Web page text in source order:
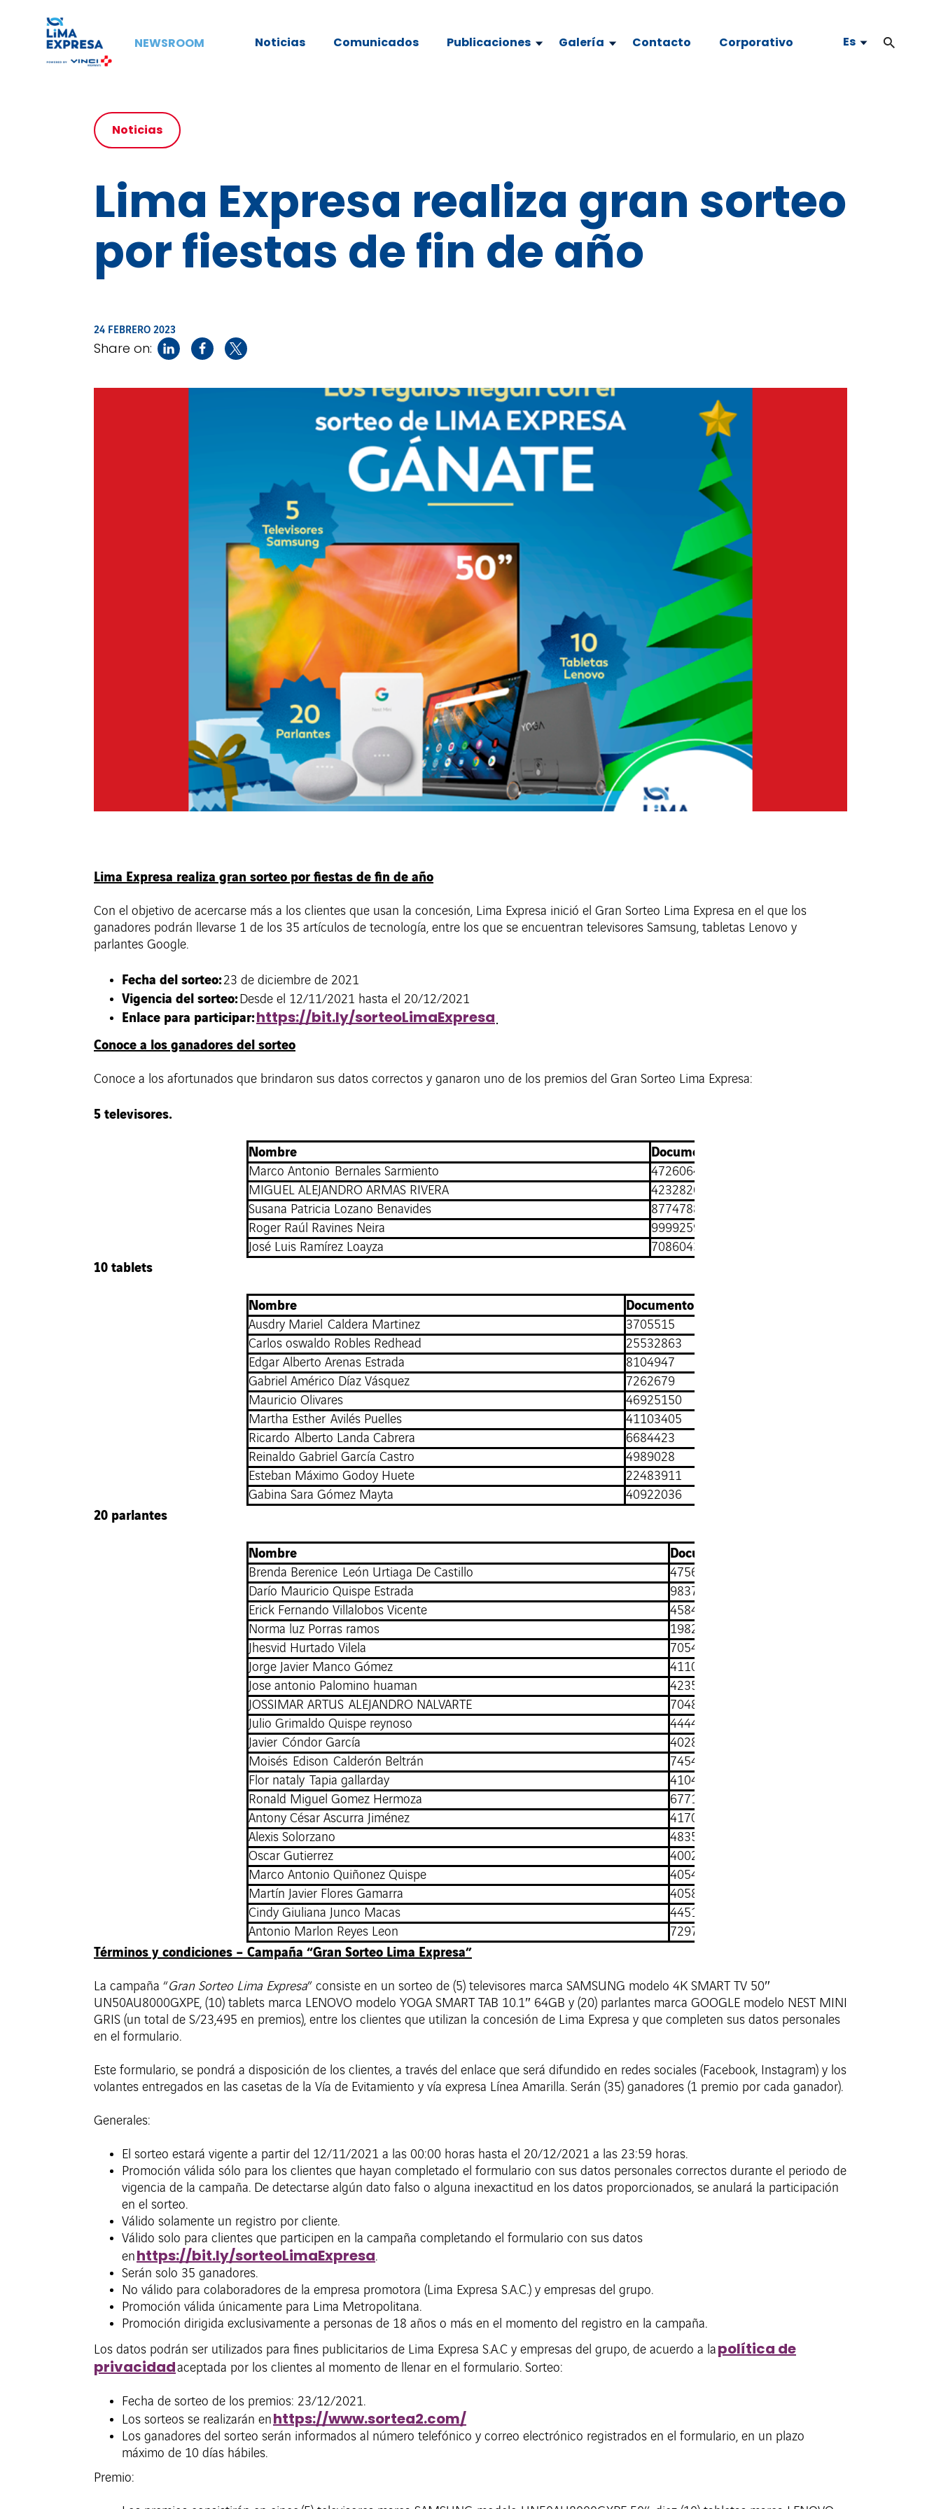
NEWSROOM Noticias Comunicados Publicaciones Galería Contacto Corporativo Es
Noticias
Lima Expresa realiza gran sorteo
por fiestas de fin de año
24 FEBRERO 2023
Share on:
Lima Expresa realiza gran sorteo por fiestas de fin de año
Con el objetivo de acercarse más a los clientes que usan la concesión, Lima Expresa inició el Gran Sorteo Lima Expresa en el que los
ganadores podrán llevarse 1 de los 35 artículos de tecnología, entre los que se encuentran televisores Samsung, tabletas Lenovo y
parlantes Google.
Fecha del sorteo:23 de diciembre de 2021
Vigencia del sorteo:Desde el 12/11/2021 hasta el 20/12/2021
Enlace para participar:https://bit.ly/sorteoLimaExpresa
Conoce a los ganadores del sorteo
Conoce a los afortunados que brindaron sus datos correctos y ganaron uno de los premios del Gran Sorteo Lima Expresa:
5 televisores.
Nombre
Documento de identidad
Marco Antonio Bernales Sarmiento
47260642
MIGUEL ALEJANDRO ARMAS RIVERA
42328266
Susana Patricia Lozano Benavides
8774788
Roger Raúl Ravines Neira
9999259
José Luis Ramírez Loayza
7086043
10 tablets
Nombre
Documento de identidad
Ausdry Mariel Caldera Martinez
3705515
Carlos oswaldo Robles Redhead
25532863
Edgar Alberto Arenas Estrada
8104947
Gabriel Américo Díaz Vásquez
7262679
Mauricio Olivares
46925150
Martha Esther Avilés Puelles
41103405
Ricardo Alberto Landa Cabrera
6684423
Reinaldo Gabriel García Castro
4989028
Esteban Máximo Godoy Huete
22483911
Gabina Sara Gómez Mayta
40922036
20 parlantes
Nombre
Documento de identidad
Brenda Berenice León Urtiaga De Castillo
47569376
Darío Mauricio Quispe Estrada
9837740
Erick Fernando Villalobos Vicente
45841954
Norma luz Porras ramos
19824605
Jhesvid Hurtado Vilela
70546286
Jorge Javier Manco Gómez
41109567
Jose antonio Palomino huaman
42357611
JOSSIMAR ARTUS ALEJANDRO NALVARTE
7048510
Julio Grimaldo Quispe reynoso
44442257
Javier Cóndor García
40282929
Moisés Edison Calderón Beltrán
7454425
Flor nataly Tapia gallarday
41045500
Ronald Miguel Gomez Hermoza
6771489
Antony César Ascurra Jiménez
41703037
Alexis Solorzano
4835995
Oscar Gutierrez
40023793
Marco Antonio Quiñonez Quispe
40549269
Martín Javier Flores Gamarra
40583972
Cindy Giuliana Junco Macas
44514725
Antonio Marlon Reyes Leon
72971911
Términos y condiciones – Campaña “Gran Sorteo Lima Expresa”
La campaña “Gran Sorteo Lima Expresa” consiste en un sorteo de (5) televisores marca SAMSUNG modelo 4K SMART TV 50″
UN50AU8000GXPE, (10) tablets marca LENOVO modelo YOGA SMART TAB 10.1″ 64GB y (20) parlantes marca GOOGLE modelo NEST MINI
GRIS (un total de S/23,495 en premios), entre los clientes que utilizan la concesión de Lima Expresa y que completen sus datos personales
en el formulario.
Este formulario, se pondrá a disposición de los clientes, a través del enlace que será difundido en redes sociales (Facebook, Instagram) y los
volantes entregados en las casetas de la Vía de Evitamiento y vía expresa Línea Amarilla. Serán (35) ganadores (1 premio por cada ganador).
Generales:
El sorteo estará vigente a partir del 12/11/2021 a las 00:00 horas hasta el 20/12/2021 a las 23:59 horas.
Promoción válida sólo para los clientes que hayan completado el formulario con sus datos personales correctos durante el periodo de
vigencia de la campaña. De detectarse algún dato falso o alguna inexactitud en los datos proporcionados, se anulará la participación
en el sorteo.
Válido solamente un registro por cliente.
Válido solo para clientes que participen en la campaña completando el formulario con sus datos
en https://bit.ly/sorteoLimaExpresa.
Serán solo 35 ganadores.
No válido para colaboradores de la empresa promotora (Lima Expresa S.A.C.) y empresas del grupo.
Promoción válida únicamente para Lima Metropolitana.
Promoción dirigida exclusivamente a personas de 18 años o más en el momento del registro en la campaña.
Los datos podrán ser utilizados para fines publicitarios de Lima Expresa S.A.C y empresas del grupo, de acuerdo a la política de
privacidadaceptada por los clientes al momento de llenar en el formulario. Sorteo:
Fecha de sorteo de los premios: 23/12/2021.
Los sorteos se realizarán en https://www.sortea2.com/
Los ganadores del sorteo serán informados al número telefónico y correo electrónico registrados en el formulario, en un plazo
máximo de 10 días hábiles.
Premio: